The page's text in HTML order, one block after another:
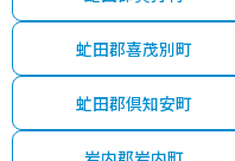
虻田郡喜茂別町
虻田郡倶知安町